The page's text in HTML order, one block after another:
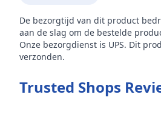
De bezorgtijd van dit product
aan de slag om de bestelde
Onze bezorgdienst is UPS. Dit
verzonden.
Trusted Shops